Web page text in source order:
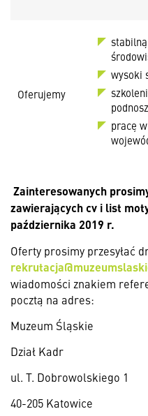
Oferujemy
wysoki
pracę
Zainteresowanych
zawierających cv i list
października 2019 r.
Oferty prosimy przesyłać
wiadomości znakiem
pocztą na adres:
Muzeum Śląskie
Dział Kadr
ul. T. Dobrowolskiego 1
40-205 Katowice